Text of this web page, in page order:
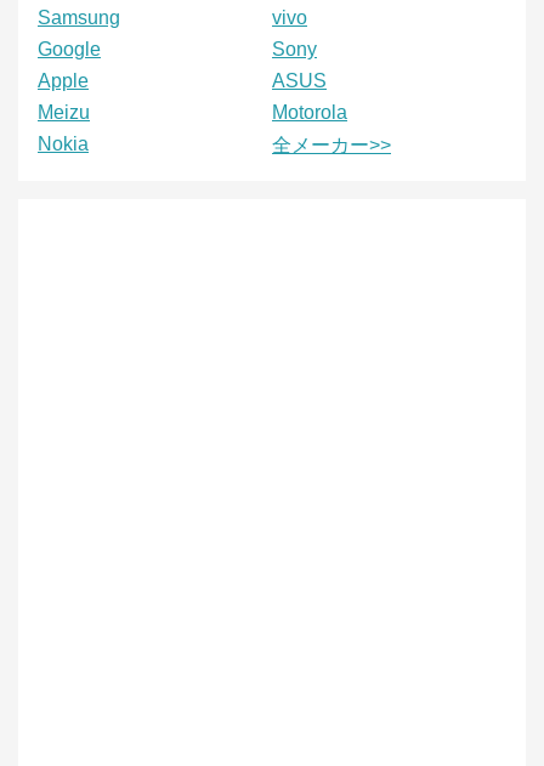
Samsung
vivo
Google
Sony
Apple
ASUS
Meizu
Motorola
Nokia
全メーカー>>